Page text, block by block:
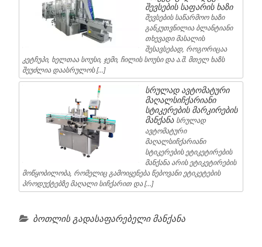
შევსების საფარის ხაზი
შევსების საწარმოო ხაზი
განკუთვნილია ბლანტიანი
თხევადი მასალის
შესავსებად, როგორიცაა
კეტჩუპი, ხელთაა სოუსი, ჯემი, ჩილის სოუსი და ა.შ. მთელ ხაზს
შეუძლია დაასრულოს […]
სრულად ავტომატური
მაღალსიჩქარიანი
სტიკერების მარკირების
მანქანა სრულად
ავტომატური
მაღალსიჩქარიანი
სტიკერების ეტიკეტირების
მანქანა არის ეტიკეტირების
მოწყობილობა, რომელიც გამოიყენება წებოვანი ეტიკეტების
პროდუქტებზე მაღალი სიჩქარით და […]
ბოთლის გადასაფარებელი მანქანა